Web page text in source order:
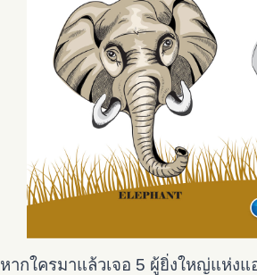
หากใครมาแล้วเจอ 5 ผู้ยิ่งใหญ่แห่ง